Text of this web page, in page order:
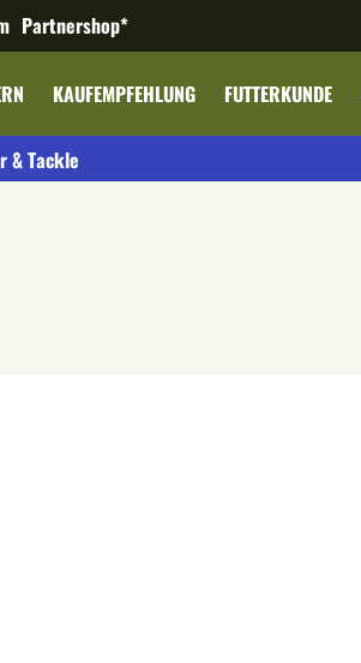
Partnershop*
KAUFEMPFEHLUNG FUTTERKUNDE
& Tackle